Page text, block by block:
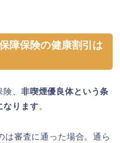
障保険の健康割引は
、 非喫煙優良体という条
なります。
は審査に通った場合。通ら